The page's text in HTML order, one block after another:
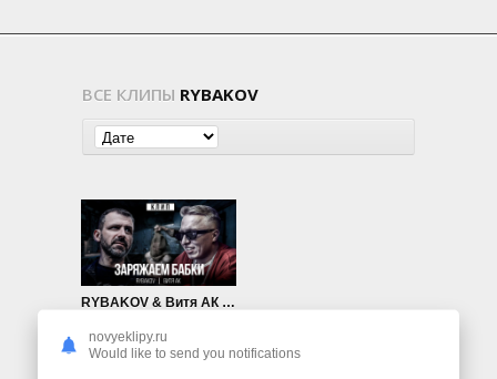
ВСЕ КЛИПЫ RYBAKOV
RYBAKOV & Витя АК — Заряжаем бабки
novyeklipy.ru
Would like to send you notifications